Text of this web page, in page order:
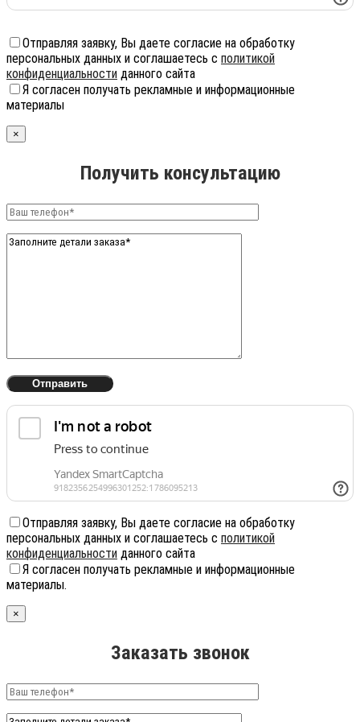
Отправляя заявку, Вы даете согласие на обработку
персональных данных и соглашаетесь с политикой
конфиденциальности данного сайта
Я согласен получать рекламные и информационные
материалы
×
Получить консультацию
Отправляя заявку, Вы даете согласие на обработку
персональных данных и соглашаетесь с политикой
конфиденциальности данного сайта
Я согласен получать рекламные и информационные
материалы.
×
Заказать звонок